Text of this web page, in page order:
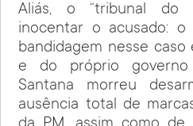
Aliás, o “tribunal do
inocentar o acusado:
bandidagem nesse caso
e do próprio
Santana morreu
ausência total de